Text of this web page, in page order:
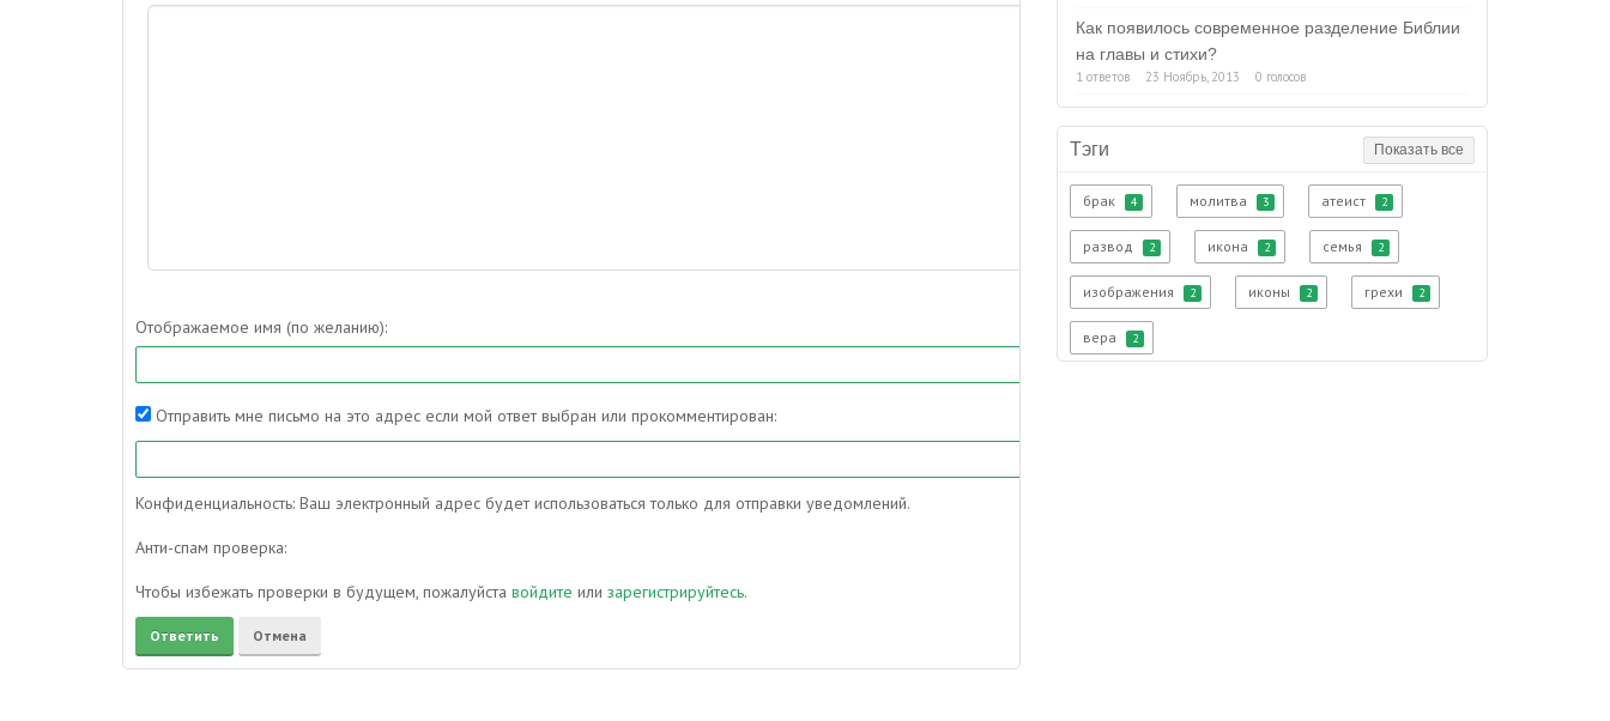
Отображаемое имя (по желанию):
Отправить мне письмо на это адрес если мой ответ выбран или прокомментирован:
Конфиденциальность: Ваш электронный адрес будет использоваться только для отправки уведомлений.
Анти-спам проверка:
Чтобы избежать проверки в будущем, пожалуйста войдите или зарегистрируйтесь.
Как появилось современное разделение Библии
на главы и стихи?
1 ответов 23 Ноябрь, 2013 0 голосов
Тэги Показать все
брак 4 молитва 3 атеист 2
развод 2 икона 2 семья 2
изображения 2 иконы 2 грехи 2
вера 2